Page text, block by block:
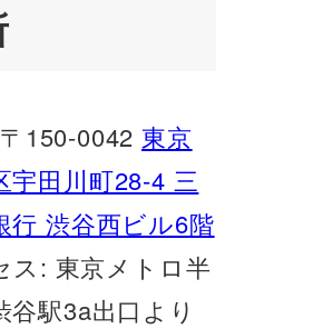
150-0042 東京
宇田川町28-4 三
行 渋谷西ビル6階
ス: 東京メトロ半
谷駅3a出口より